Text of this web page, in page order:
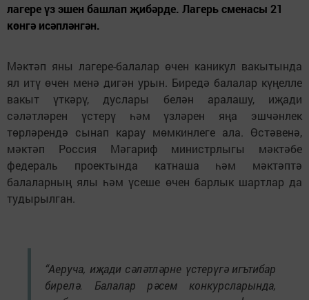
лагере үз эшен башлап җибәрде. Лагерь сменасы 21
көнгә исәпләнгән.
Мәктәп яны лагере-балалар өчен каникул вакытында
ял итү өчен менә дигән урын. Биредә балалар күңелле
вакыт үткәрү, дуслары белән аралашу, иҗади
сәләтләрен үстерү һәм үзләрен яңа эшчәнлек
төрләрендә сынап карау мөмкинлеге ала. Өстәвенә,
мәктәп Россия Мәгариф министрлыгы мәктәбе
федераль проектында катнаша һәм мәктәптә
балаларның ялы һәм үсеше өчен барлык шартлар да
тудырылган.
“Аеруча, иҗади сәләтләрне үстерүгә игътибар
бирелә. Балалар рәсем конкурсларында,